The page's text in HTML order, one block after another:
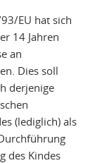
EU hat sich
14 Jahren
an
Dies soll
derjenige
(lediglich) als
des Kindes